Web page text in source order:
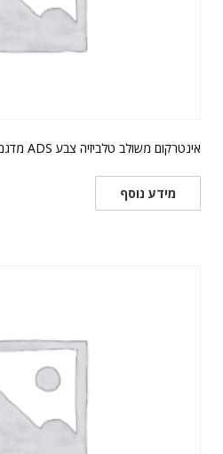
אינטרקום משולב טלביזיה צבע ADS מדגם ILOFT
מידע נוסף